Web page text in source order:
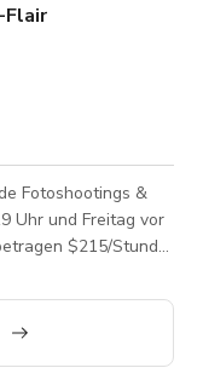
Flair
&
Uhr und Freitag vor
$215/Stunde.
Do, mindestens 4